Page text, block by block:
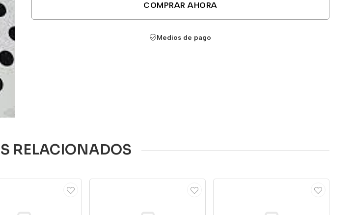
COMPRAR AHORA
Medios de pago
RELACIONADOS